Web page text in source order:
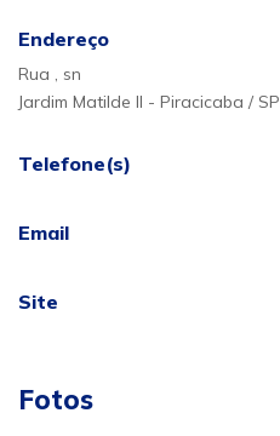
Endereço
Rua , sn
Jardim Matilde II - Piracicaba / SP
Telefone(s)
Email
Site
Fotos